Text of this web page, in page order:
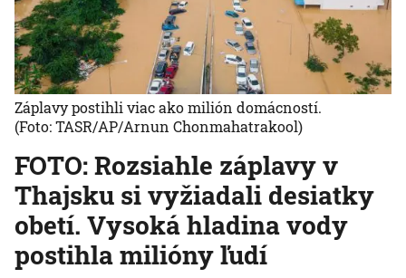
FOTO: Rozsiahle záplavy v
Thajsku si vyžiadali desiatky
obetí. Vysoká hladina vody
postihla milióny ľudí
Záplavy postihli viac ako milión domácností.
(Foto: TASR/AP/Arnun Chonmahatrakool)